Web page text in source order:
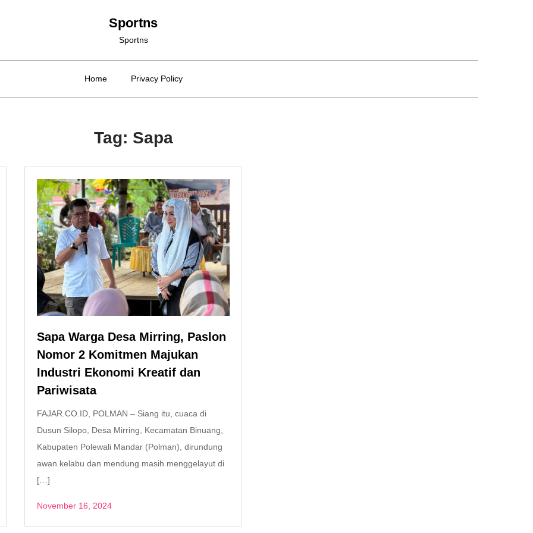
Sportns
Sportns
Home Privacy Policy
Tag: Sapa
Sapa Warga Desa Mirring, Paslon
Nomor 2 Komitmen Majukan
Industri Ekonomi Kreatif dan
Pariwisata
FAJAR.CO.ID, POLMAN – Siang itu, cuaca di
Dusun Silopo, Desa Mirring, Kecamatan Binuang,
Kabupaten Polewali Mandar (Polman), dirundung
awan kelabu dan mendung masih menggelayut di
[…]
November 16, 2024